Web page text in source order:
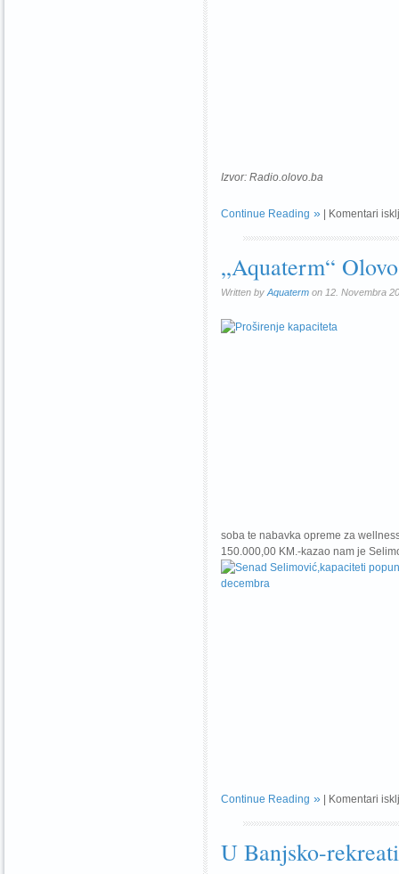
Izvor: Radio.olovo.ba
Continue Reading Komentari
„Aquaterm“
Written by Aquaterm on 12. Novembra
soba te nabavka opreme za
150.000,00 KM.-kazao nam je
Continue Reading Komentari
U Banjsko-